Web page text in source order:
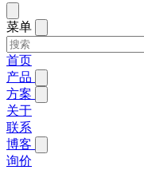
菜单
首页
产品
方案
关于
联系
博客
询价